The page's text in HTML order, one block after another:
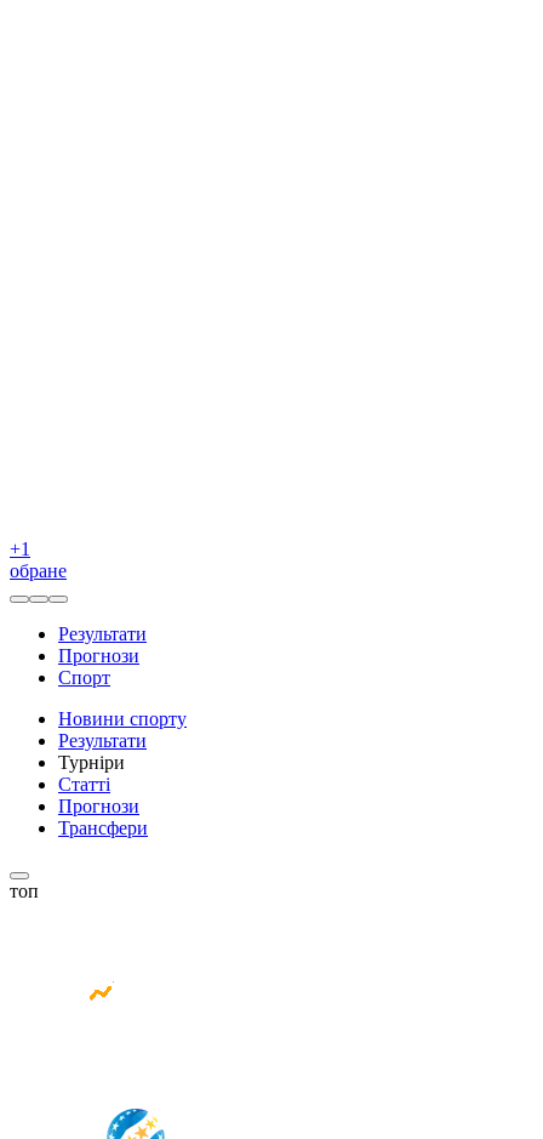
+1
обране
Результати
Прогнози
Спорт
Новини спорту
Результати
Турніри
Статті
Прогнози
Трансфери
топ